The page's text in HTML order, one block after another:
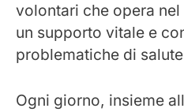
volontari che opera
un supporto vitale e
problematiche di
Ogni giorno, insieme